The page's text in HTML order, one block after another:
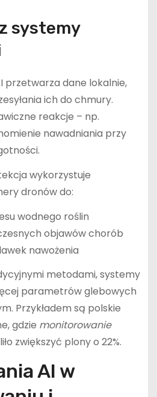
systemy
przetwarza dane lokalnie,
ich do chmury.
reakcje – np.
nawadniania przy
wykorzystuje
dronów do:
wodnego roślin
objawów chorób
nawożenia
metodami, systemy
parametrów glebowych
Przykładem są polskie
gdzie monitorowanie
zwiększyć plony o 22%.
AI w